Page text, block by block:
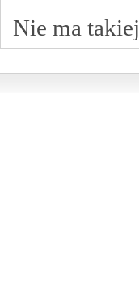
Nie ma